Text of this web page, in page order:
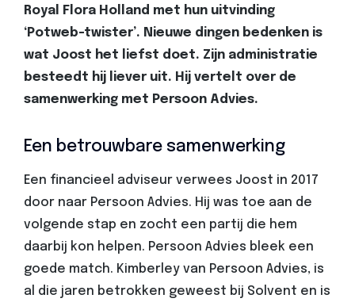
Royal Flora Holland met hun uitvinding
‘Potweb-twister’. Nieuwe dingen bedenken is
wat Joost het liefst doet. Zijn administratie
besteedt hij liever uit. Hij vertelt over de
samenwerking met Persoon Advies.
Een betrouwbare samenwerking
Een financieel adviseur verwees Joost in 2017
door naar Persoon Advies. Hij was toe aan de
volgende stap en zocht een partij die hem
daarbij kon helpen. Persoon Advies bleek een
goede match. Kimberley van Persoon Advies, is
al die jaren betrokken geweest bij Solvent en is